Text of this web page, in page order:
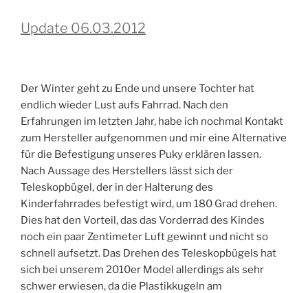
Update 06.03.2012
Der Winter geht zu Ende und unsere Tochter hat
endlich wieder Lust aufs Fahrrad. Nach den
Erfahrungen im letzten Jahr, habe ich nochmal Kontakt
zum Hersteller aufgenommen und mir eine Alternative
für die Befestigung unseres Puky erklären lassen.
Nach Aussage des Herstellers lässt sich der
Teleskopbügel, der in der Halterung des
Kinderfahrrades befestigt wird, um 180 Grad drehen.
Dies hat den Vorteil, das das Vorderrad des Kindes
noch ein paar Zentimeter Luft gewinnt und nicht so
schnell aufsetzt. Das Drehen des Teleskopbügels hat
sich bei unserem 2010er Model allerdings als sehr
schwer erwiesen, da die Plastikkugeln am